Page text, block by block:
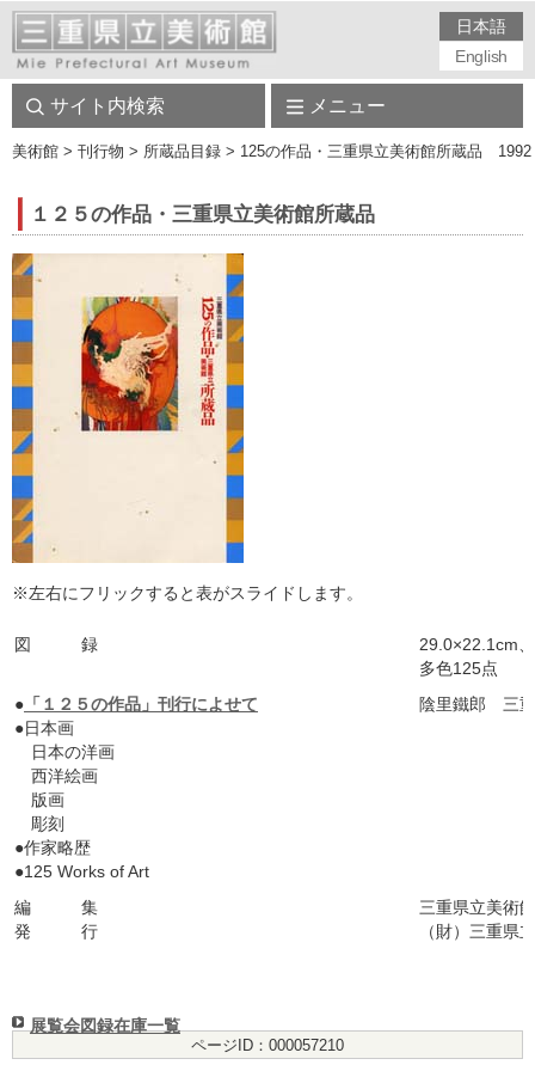
日本語
English
サイト内検索 メニュー
美術館 > 刊行物 > 所蔵品目録 > 125の作品・三重県立美術館所蔵品 1992
１２５の作品・三重県立美術館所蔵品
※左右にフリックすると表がスライドします。
図 録
29.0×22.1cm
多色125点
● 「１２５の作品」刊行によせて
●日本画
日本の洋画
西洋絵画
版画
彫刻
●作家略歴
●125 Works of Art
陰里鐵郎 三
編 集
発 行
三重県立美術館
（財）三重
展覧会図録在庫一覧
ページID：000057210